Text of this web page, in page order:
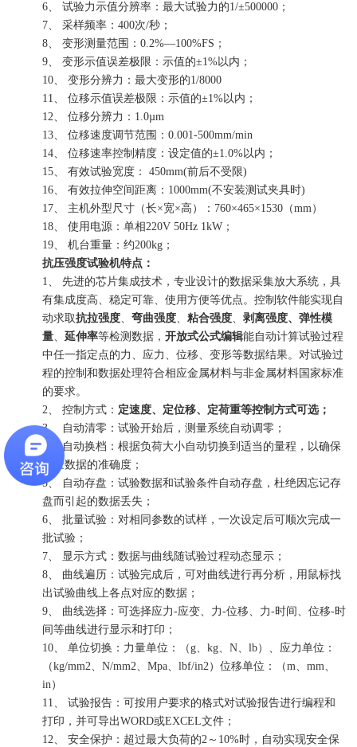
6、 试验力示值分辨率：最大试验力的1/±500000；
7、 采样频率：400次/秒；
8、 变形测量范围：0.2%—100%FS；
9、 变形示值误差极限：示值的±1%以内；
10、 变形分辨力：最大变形的1/8000
11、 位移示值误差极限：示值的±1%以内；
12、 位移分辨力：1.0µm
13、 位移速度调节范围：0.001-500mm/min
14、 位移速率控制精度：设定值的±1.0%以内；
15、 有效试验宽度： 450mm(前后不受限)
16、 有效拉伸空间距离：1000mm(不安装测试夹具时)
17、 主机外型尺寸（长×宽×高）：760×465×1530（mm）
18、 使用电源：单相220V 50Hz 1kW；
19、 机台重量：约200kg；
抗压强度试验机特点：
1、 先进的芯片集成技术，专业设计的数据采集放大系统，具
有集成度高、稳定可靠、使用方便等优点。控制软件能实现自
动求取抗拉强度、弯曲强度、粘合强度、剥离强度、弹性模
量、延伸率等检测数据，开放式公式编辑能自动计算试验过程
中任一指定点的力、应力、位移、变形等数据结果。对试验过
程的控制和数据处理符合相应金属材料与非金属材料国家标准
的要求。
2、 控制方式： 定速度、定位移、定荷重等控制方式可选；
3、 自动清零：试验开始后，测量系统自动调零；
4、 自动换档：根据负荷大小自动切换到适当的量程，以确保
测量数据的准确度；
5、 自动存盘：试验数据和试验条件自动存盘，杜绝因忘记存
盘而引起的数据丢失；
6、 批量试验：对相同参数的试样，一次设定后可顺次完成一
批试验；
7、 显示方式：数据与曲线随试验过程动态显示；
8、 曲线遍历：试验完成后，可对曲线进行再分析，用鼠标找
出试验曲线上各点对应的数据；
9、 曲线选择：可选择应力-应变、力-位移、力-时间、位移-时
间等曲线进行显示和打印；
10、 单位切换：力量单位：（g、kg、N、lb）、应力单位：
（kg/mm2、N/mm2、Mpa、lbf/in2）位移单位：（m、mm、
in）
11、 试验报告：可按用户要求的格式对试验报告进行编程和
打印，并可导出WORD或EXCEL文件；
12、 安全保护：超过最大负荷的2～10%时，自动实现安全保